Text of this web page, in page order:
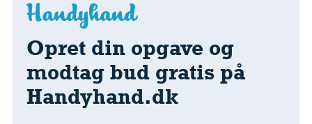
BOLIG KØBERÅDGIVNING
TØMRER/SNEDKER
Montage Og Nybyg
Reparation Og Vedligehold
Alt Om Køkkenet
Opret din opgave og
modtag bud gratis på
Handyhand.dk